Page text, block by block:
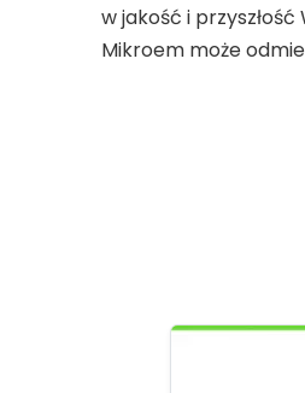
w jakość i
Mikroem może